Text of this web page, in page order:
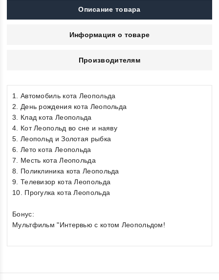
Описание товара
Информация о товаре
Производителям
1. Автомобиль кота Леопольда
2. День рождения кота Леопольда
3. Клад кота Леопольда
4. Кот Леопольд во сне и наяву
5. Леопольд и Золотая рыбка
6. Лето кота Леопольда
7. Месть кота Леопольда
8. Поликлиника кота Леопольда
9. Телевизор кота Леопольда
10. Прогулка кота Леопольда
Бонус:
Мультфильм "Интервью с котом Леопольдом!